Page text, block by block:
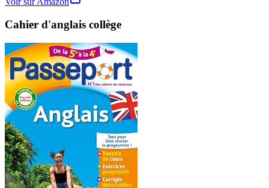
Cahier d'anglais collège